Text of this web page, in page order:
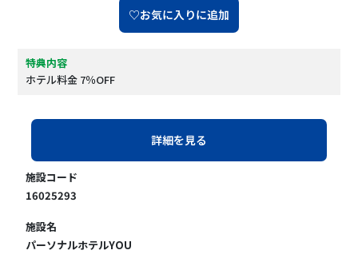
♡お気に入りに追加
特典内容
ホテル料金 7％OFF
詳細を見る
施設コード
16025293
施設名
パーソナルホテルYOU